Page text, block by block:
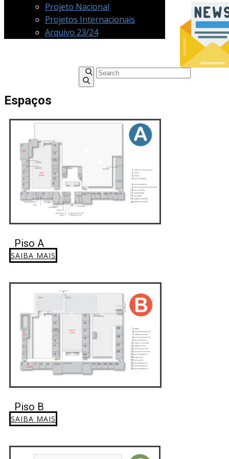
Projeto Nacional
Projetos Internacionais
Arquivo 23/24
Espaços
Piso A
SAIBA MAIS
Piso B
SAIBA MAIS